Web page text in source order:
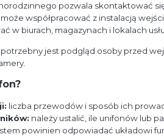
pozwala skontaktować
współpracować z instalacją
w biurach, magazynach i lokalach
jest podgląd osoby przed
liczba przewodów i sposób ich
należy ustalić, ile unifonów lub
powinien odpowiadać układowi